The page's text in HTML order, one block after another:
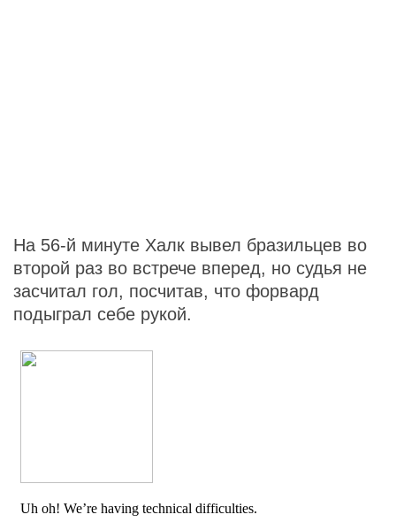
На 56-й минуте Халк вывел бразильцев во
второй раз во встрече вперед, но судья не
засчитал гол, посчитав, что форвард
подыграл себе рукой.